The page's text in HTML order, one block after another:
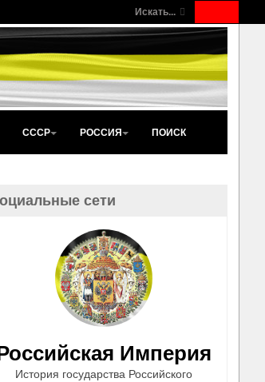
Искать...
СССР РОССИЯ ПОИСК
сети
Империя
История государства Российского